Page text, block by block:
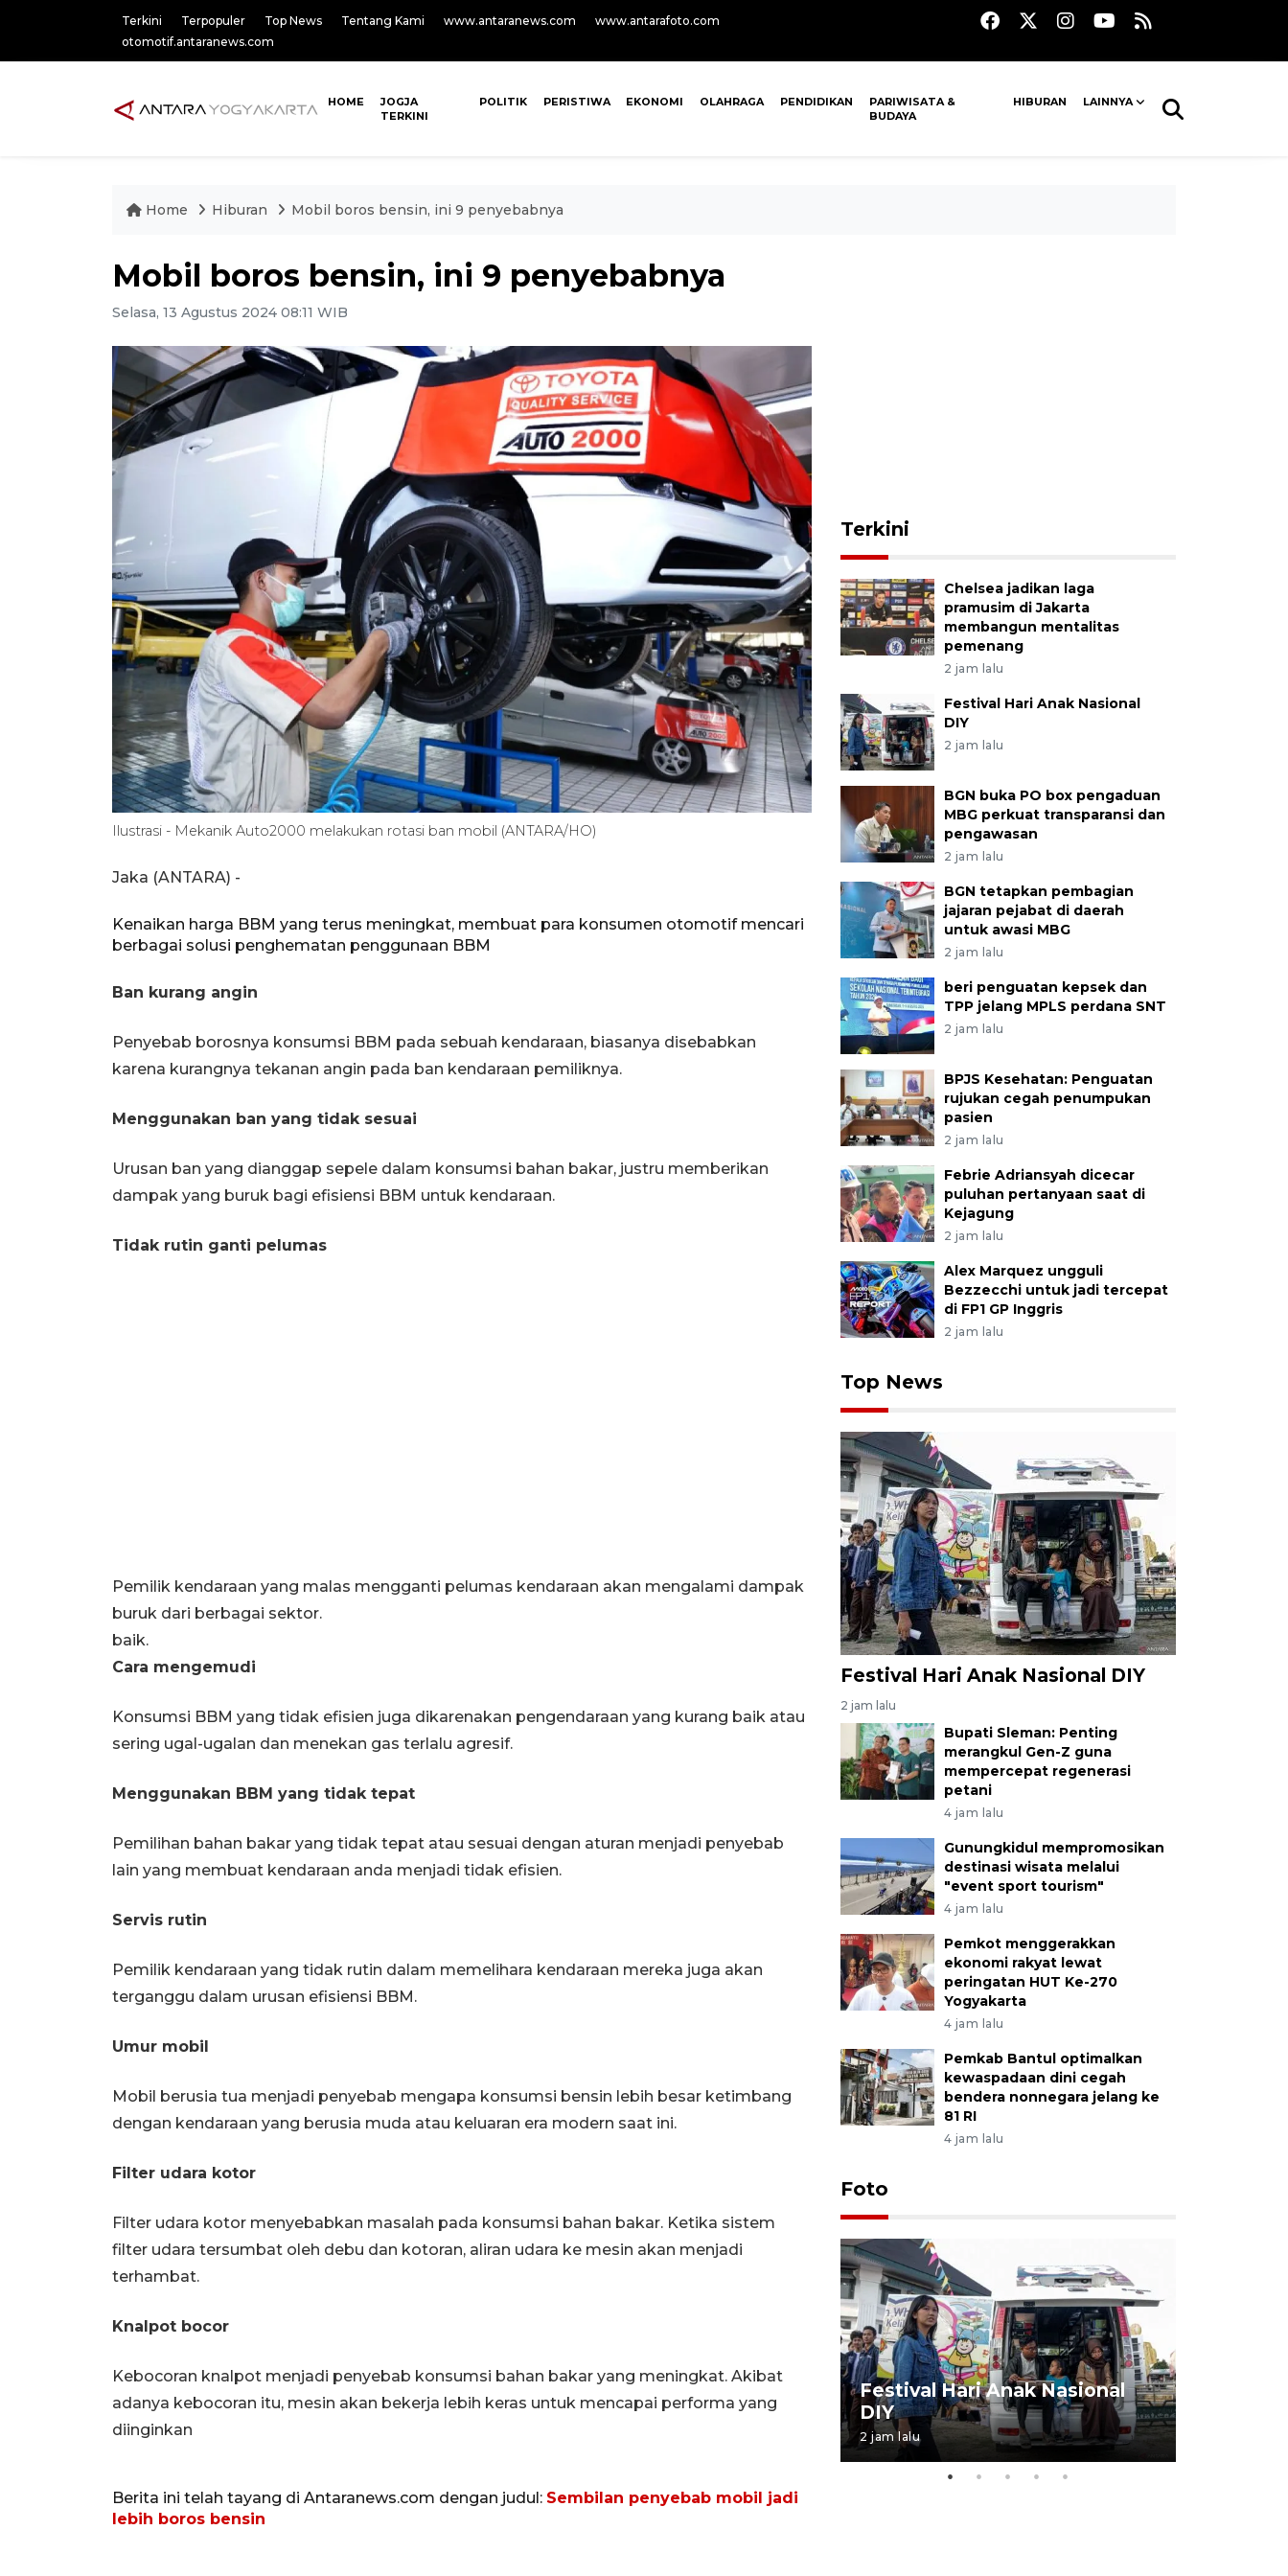
Terkini Terpopuler Top News Tentang Kami www.antaranews.com
www.antarafoto.com
otomotif.antaranews.com
HOME
JOGJA
TERKINI
POLITIK PERISTIWA EKONOMI OLAHRAGA PENDIDIKAN
PARIWISATA &
BUDAYA
HIBURAN LAINNYA
Home Hiburan Mobil boros bensin, ini 9 penyebabnya
Mobil boros bensin, ini 9 penyebabnya
Selasa, 13 Agustus 2024 08:11 WIB
Ilustrasi - Mekanik Auto2000 melakukan rotasi ban mobil (ANTARA/HO)
Jaka (ANTARA) -
Kenaikan harga BBM yang terus meningkat, membuat para konsumen otomotif mencari
berbagai solusi penghematan penggunaan BBM
Ban kurang angin
Penyebab borosnya konsumsi BBM pada sebuah kendaraan, biasanya disebabkan
karena kurangnya tekanan angin pada ban kendaraan pemiliknya.
Menggunakan ban yang tidak sesuai
Urusan ban yang dianggap sepele dalam konsumsi bahan bakar, justru memberikan
dampak yang buruk bagi efisiensi BBM untuk kendaraan.
Tidak rutin ganti pelumas
Pemilik kendaraan yang malas mengganti pelumas kendaraan akan mengalami dampak
buruk dari berbagai sektor.
baik.
Cara mengemudi
Konsumsi BBM yang tidak efisien juga dikarenakan pengendaraan yang kurang baik atau
sering ugal-ugalan dan menekan gas terlalu agresif.
Menggunakan BBM yang tidak tepat
Pemilihan bahan bakar yang tidak tepat atau sesuai dengan aturan menjadi penyebab
lain yang membuat kendaraan anda menjadi tidak efisien.
Servis rutin
Pemilik kendaraan yang tidak rutin dalam memelihara kendaraan mereka juga akan
terganggu dalam urusan efisiensi BBM.
Umur mobil
Mobil berusia tua menjadi penyebab mengapa konsumsi bensin lebih besar ketimbang
dengan kendaraan yang berusia muda atau keluaran era modern saat ini.
Filter udara kotor
Filter udara kotor menyebabkan masalah pada konsumsi bahan bakar. Ketika sistem
filter udara tersumbat oleh debu dan kotoran, aliran udara ke mesin akan menjadi
terhambat.
Knalpot bocor
Kebocoran knalpot menjadi penyebab konsumsi bahan bakar yang meningkat. Akibat
adanya kebocoran itu, mesin akan bekerja lebih keras untuk mencapai performa yang
diinginkan
Berita ini telah tayang di Antaranews.com dengan judul: Sembilan penyebab mobil jadi
lebih boros bensin
Terkini
Chelsea jadikan laga
pramusim di Jakarta
membangun mentalitas
pemenang
2 jam lalu
Festival Hari Anak Nasional
DIY
2 jam lalu
BGN buka PO box pengaduan
MBG perkuat transparansi dan
pengawasan
2 jam lalu
BGN tetapkan pembagian
jajaran pejabat di daerah
untuk awasi MBG
2 jam lalu
beri penguatan kepsek dan
TPP jelang MPLS perdana SNT
2 jam lalu
BPJS Kesehatan: Penguatan
rujukan cegah penumpukan
pasien
2 jam lalu
Febrie Adriansyah dicecar
puluhan pertanyaan saat di
Kejagung
2 jam lalu
Alex Marquez ungguli
Bezzecchi untuk jadi tercepat
di FP1 GP Inggris
2 jam lalu
Top News
Festival Hari Anak Nasional DIY
2 jam lalu
Bupati Sleman: Penting
merangkul Gen-Z guna
mempercepat regenerasi
petani
4 jam lalu
Gunungkidul mempromosikan
destinasi wisata melalui
"event sport tourism"
4 jam lalu
Pemkot menggerakkan
ekonomi rakyat lewat
peringatan HUT Ke-270
Yogyakarta
4 jam lalu
Pemkab Bantul optimalkan
kewaspadaan dini cegah
bendera nonnegara jelang ke
81 RI
4 jam lalu
Foto
BPJS Kesehatan Yogyakarta
perkuat sinergi dengan
ANTARA Biro DIY
Festival Hari Anak Nasional
DIY
2 jam lalu